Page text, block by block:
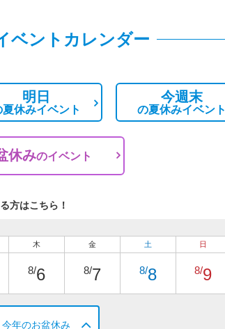
ベントカレンダー
明日
夏休みイベント
今週末
の夏休みイベント
休みのイベント
方はこちら！
木
8/6
金
8/7
土
8/8
日
8/9
今年のお盆休み